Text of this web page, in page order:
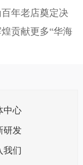
年老店奠定决
贡献更多“华海
中心
研发
我们